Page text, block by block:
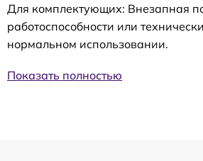
Для комплектующих: Внезапная
работоспособности или
нормальном использовании.
Показать полностью